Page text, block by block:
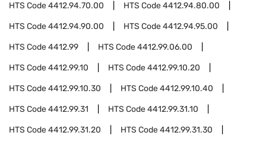
HTS Code4412.94.70.00 HTS Code4412.94.80.00
HTS Code4412.94.90.00 HTS Code4412.94.95.00
HTS Code4412.99 HTS Code4412.99.06.00
HTS Code4412.99.10 HTS Code4412.99.10.20
HTS Code4412.99.10.30 HTS Code4412.99.10.40
HTS Code4412.99.31 HTS Code4412.99.31.10
HTS Code4412.99.31.20 HTS Code4412.99.31.30